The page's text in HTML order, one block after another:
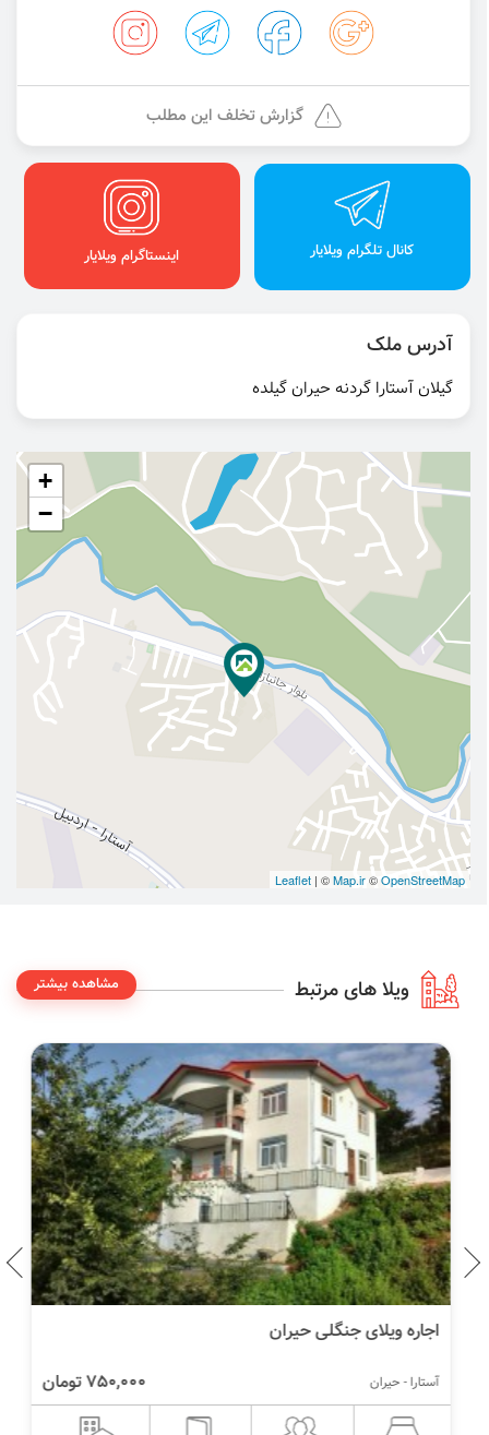
گزارش تخلف این مطلب
کانال تلگرام ویلایار اینستاگرام ویلایار
آدرس ملک
گیلان آستارا گردنه حیران گیلده
+
−
Leaflet | ©Map.ir©OpenStreetMap
ویلا های مرتبط مشاهده بیشتر
اجاره ویلای جنگلی حیران
750,000 تومان آستارا - حیران